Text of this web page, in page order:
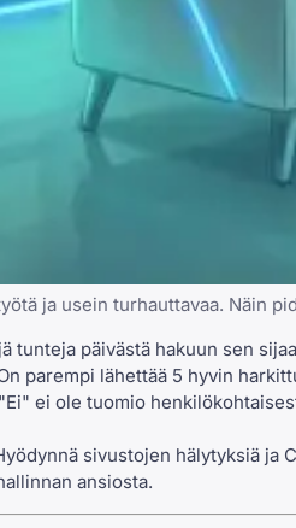
ja usein turhauttavaa. Näin
tunteja päivästä hakuun sen
parempi lähettää 5 hyvin
"Ei" ei ole tuomio
sivustojen hälytyksiä ja
ansiosta.